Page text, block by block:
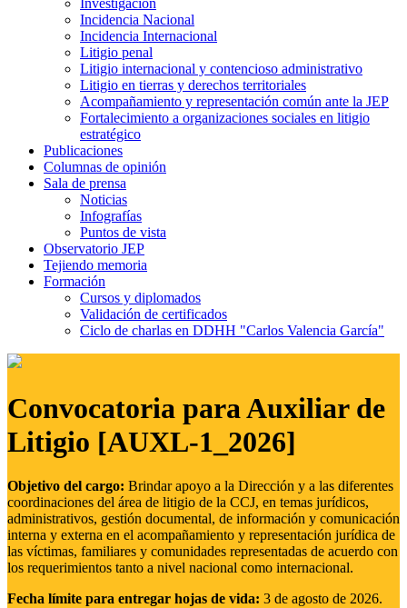
Investigación
Incidencia Nacional
Incidencia Internacional
Litigio penal
Litigio internacional y contencioso administrativo
Litigio en tierras y derechos territoriales
Acompañamiento y representación común ante la JEP
Fortalecimiento a organizaciones sociales en litigio
estratégico
Publicaciones
Columnas de opinión
Sala de prensa
Noticias
Infografías
Puntos de vista
Observatorio JEP
Tejiendo memoria
Formación
Cursos y diplomados
Validación de certificados
Ciclo de charlas en DDHH "Carlos Valencia García"
Convocatoria para Auxiliar de
Litigio [AUXL-1_2026]
Objetivo del cargo: Brindar apoyo a la Dirección y a las diferentes
coordinaciones del área de litigio de la CCJ, en temas jurídicos,
administrativos, gestión documental, de información y comunicación
interna y externa en el acompañamiento y representación jurídica de
las víctimas, familiares y comunidades representadas de acuerdo con
los requerimientos tanto a nivel nacional como internacional.
Fecha límite para entregar hojas de vida: 3 de agosto de 2026.